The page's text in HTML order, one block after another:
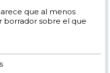
salutations.
que al menos
sobre el que